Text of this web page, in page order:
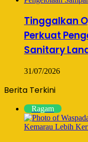
Tinggalkan
Perkuat
Sanitary
31/07/2026
Berita Terkini
Ragam